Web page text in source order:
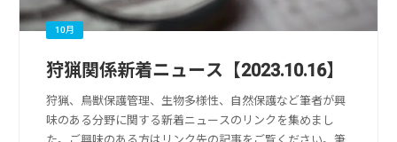
10月
狩猟関係新着ニュース【2023.10.16】
狩猟、鳥獣保護管理、生物多様性、自然保護など筆者が興
味のある分野に関する新着ニュースのリンクを集めまし